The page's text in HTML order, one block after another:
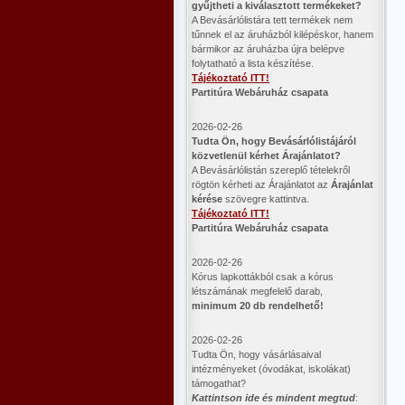
gyűjtheti a kiválasztott termékeket?
A Bevásárlólistára tett termékek nem
tűnnek el az áruházból kilépéskor, hanem
bármikor az áruházba újra belépve
folytatható a lista készítése.
Tájékoztató ITT!
Partitúra Webáruház csapata
2026-02-26
​Tudta Ön, hogy Bevásárlólistájáról
közvetlenül kérhet Árajánlatot?
A Bevásárlólistán szereplő tételekről
rögtön kérheti az Árajánlatot az Árajánlat
kérése szövegre kattintva.
Tájékoztató ITT!
Partitúra Webáruház csapata
2026-02-26
Kórus lapkottákból csak a kórus
létszámának megfelelő darab,
minimum 20 db rendelhető!
2026-02-26
Tudta Ön, hogy vásárlásaival
intézményeket (óvodákat, iskolákat)
támogathat?
Kattintson ide és mindent megtud: